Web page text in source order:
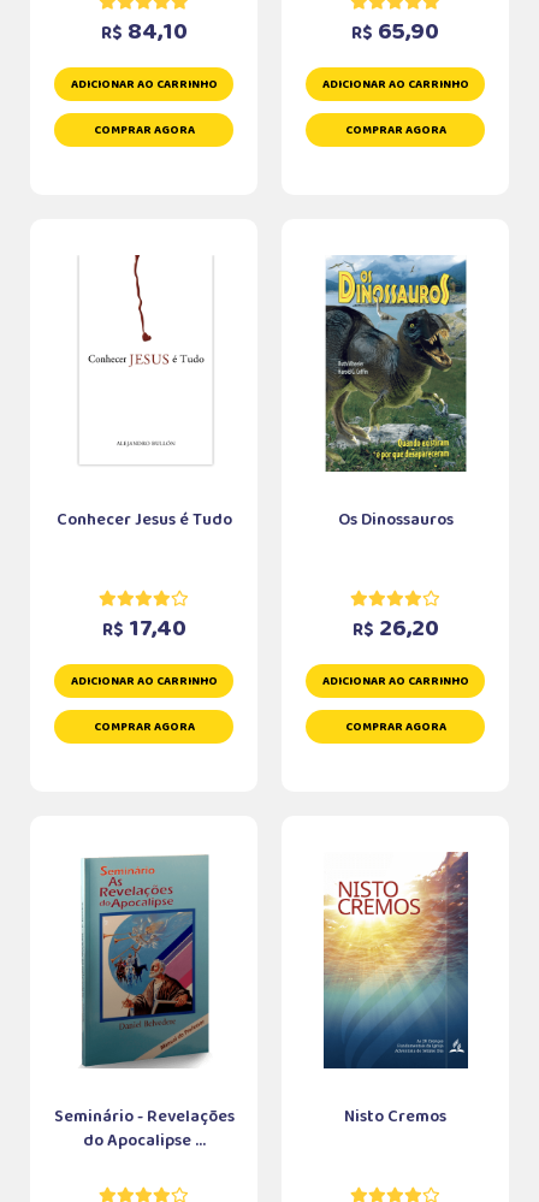
R$ 84,10
ADICIONAR AO CARRINHO
COMPRAR AGORA
R$ 65,90
ADICIONAR AO CARRINHO
COMPRAR AGORA
Conhecer Jesus é Tudo
R$ 17,40
ADICIONAR AO CARRINHO
COMPRAR AGORA
Os Dinossauros
R$ 26,20
ADICIONAR AO CARRINHO
COMPRAR AGORA
Seminário - Revelações
do Apocalipse ...
Nisto Cremos